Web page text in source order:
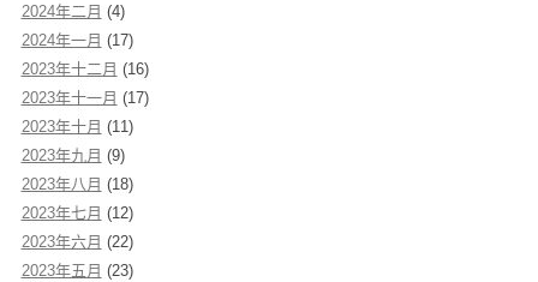
2024年二月 (4)
2024年一月 (17)
2023年十二月 (16)
2023年十一月 (17)
2023年十月 (11)
2023年九月 (9)
2023年八月 (18)
2023年七月 (12)
2023年六月 (22)
2023年五月 (23)